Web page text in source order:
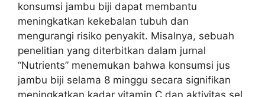
konsumsi jambu biji dapat membantu
meningkatkan kekebalan tubuh dan
mengurangi risiko penyakit. Misalnya, sebuah
penelitian yang diterbitkan dalam jurnal
“Nutrients” menemukan bahwa konsumsi jus
jambu biji selama 8 minggu secara signifikan
meningkatkan kadar vitamin C dan aktivitas sel